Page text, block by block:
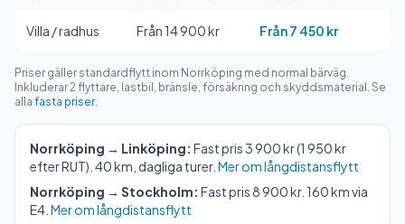
Villa / radhus Från 14 900 kr Från 7 450 kr
Priser gäller standardflytt inom Norrköping med normal bärväg.
Inkluderar 2 flyttare, lastbil, bränsle, försäkring och skyddsmaterial. Se
alla fasta priser.
Norrköping → Linköping: Fast pris 3 900 kr (1 950 kr
efter RUT). 40 km, dagliga turer. Mer om långdistansflytt
Norrköping → Stockholm: Fast pris 8 900 kr. 160 km via
E4. Mer om långdistansflytt